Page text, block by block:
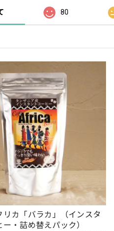
80
リカ「バラカ」（インスタ
ー・詰め替えパック）